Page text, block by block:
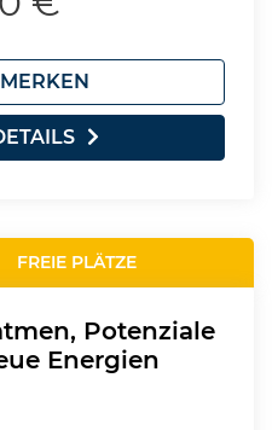
FREIE PLÄTZE
Potenziale
Energien